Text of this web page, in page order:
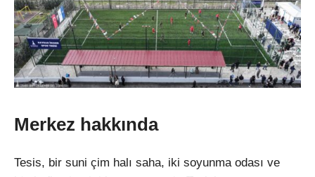
Merkez hakkında
Tesis, bir suni çim halı saha, iki soyunma odası ve